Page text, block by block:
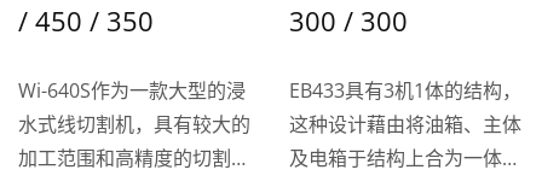
/ 450 / 350
Wi-640S作为一款大型的浸
水式线切割机，具有较大的
加工范围和高精度的切割能
300 / 300
EB433具有3机1体的结构，
这种设计藉由将油箱、主体
及电箱于结构上合为一体，